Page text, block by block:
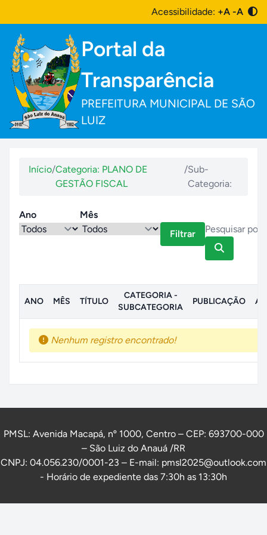
Acessibilidade: +A -A
Portal da
Transparência
PREFEITURA MUNICIPAL DE SÃO
LUIZ
Início/Categoria: PLANO DE
GESTÃO FISCAL
/Sub-
Categoria:
Ano
Mês
Filtrar
ANO MÊS TÍTULO
CATEGORIA -
SUBCATEGORIA
PUBLICAÇÃO
Nenhum registro encontrado!
PMSL: Avenida Macapá, nº 1000, Centro – CEP: 693700-000
– São Luiz do Anauá /RR
CNPJ: 04.056.230/0001-23 – E-mail: pmsl2025@outlook.com
- Horário de expediente das 7:30h as 13:30h